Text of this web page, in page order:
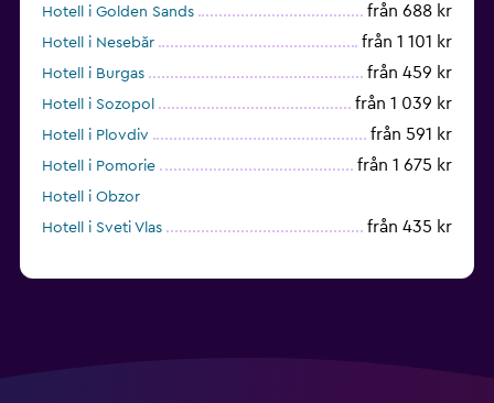
Hotell i Golden Sands från 688 kr
Hotell i Nesebăr från 1 101 kr
Hotell i Burgas från 459 kr
Hotell i Sozopol från 1 039 kr
Hotell i Plovdiv från 591 kr
Hotell i Pomorie från 1 675 kr
Hotell i Obzor
Hotell i Sveti Vlas
från 435 kr